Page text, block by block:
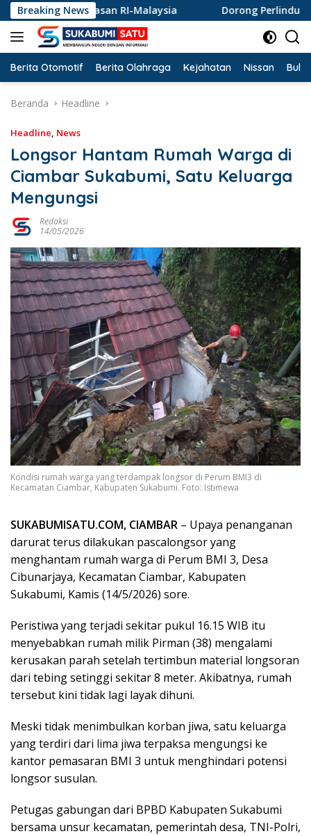
Langsung
ke
konten
Breaking News
RI-Malaysia Dorong Perlindungan Penderes
Berita Otomotif Berita Olahraga Kejahatan Nissan
Beranda Headline
Headline, News
Longsor Hantam Rumah Warga di
Ciambar Sukabumi, Satu Keluarga
Mengungsi
Redaksi
14/05/2026
Kondisi rumah warga yang terdampak longsor di Perum BMI3 di
Kecamatan Ciambar, Kabupaten Sukabumi. Foto: Istimewa
SUKABUMISATU.COM, CIAMBAR – Upaya penanganan
darurat terus dilakukan pascalongsor yang
menghantam rumah warga di Perum BMI 3, Desa
Cibunarjaya, Kecamatan Ciambar, Kabupaten
Sukabumi, Kamis (14/5/2026) sore.
Peristiwa yang terjadi sekitar pukul 16.15 WIB itu
menyebabkan rumah milik Pirman (38) mengalami
kerusakan parah setelah tertimbun material longsoran
dari tebing setinggi sekitar 8 meter. Akibatnya, rumah
tersebut kini tidak lagi layak dihuni.
Meski tidak menimbulkan korban jiwa, satu keluarga
yang terdiri dari lima jiwa terpaksa mengungsi ke
kantor pemasaran BMI 3 untuk menghindari potensi
longsor susulan.
Petugas gabungan dari BPBD Kabupaten Sukabumi
bersama unsur kecamatan, pemerintah desa, TNI-Polri,